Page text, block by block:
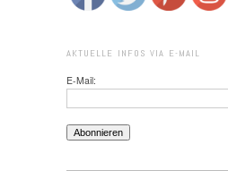
AKTUELLE INFOS VIA E-MAIL
E-Mail: